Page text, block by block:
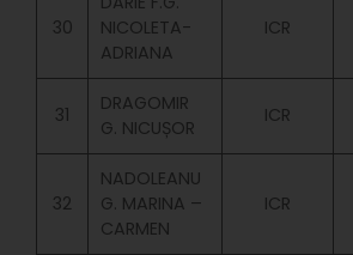
30
NICOLETA-
ADRIANA
ICR
31
DRAGOMIR
G. NICUȘOR
ICR
32
NADOLEANU
G. MARINA –
CARMEN
ICR